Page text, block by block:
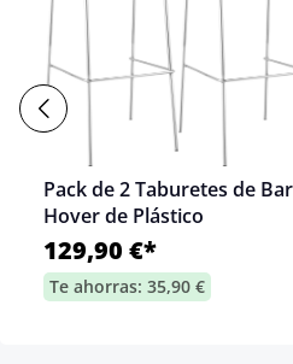
Pack de 2 Taburetes de Bar
Hover de Plástico
129,90 €*
Te ahorras: 35,90 €